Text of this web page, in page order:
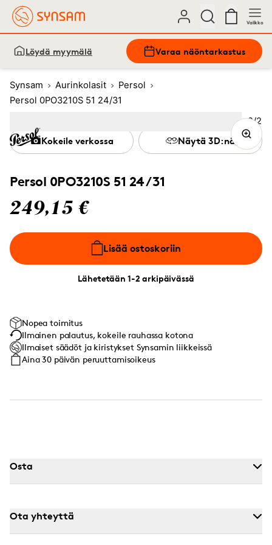
Valikko
Löydä myymälä Varaa näöntarkastus
Synsam Aurinkolasit
Persol
Persol 0PO3210S 51 24/31
Persol 0PO3210S 51 24/31
249,15 €
Lisää ostoskoriin
Lähetetään 1-2 arkipäivässä
Kokeile verkossa Näytä 3D:nä
Nopea toimitus
Ilmainen palautus, kokeile rauhassa kotona
Ilmaiset säädöt ja kiristykset Synsamin liikkeissä
Aina 30 päivän peruuttamisoikeus
Kuva
2/2
(Current image)
Osta
Ota yhteyttä